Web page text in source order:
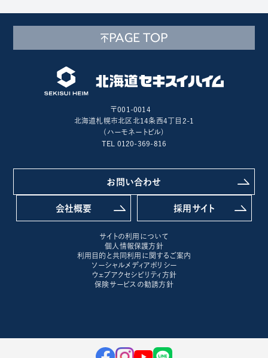
PAGE TOP
〒001-0014
北海道札幌市北区北14条西4丁目2-1
(ハーモネートビル)
TEL 0120-369-816
お問い合わせ
会社概要 採用サイト
サイトの利用について
個人情報保護方針
利用目的と共同利用に関するご案内
ソーシャルメディアポリシー
ウェブアクセシビリティ方針
保険サービスの勧誘方針